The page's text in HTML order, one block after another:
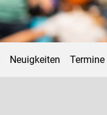
Neuigkeiten Termine